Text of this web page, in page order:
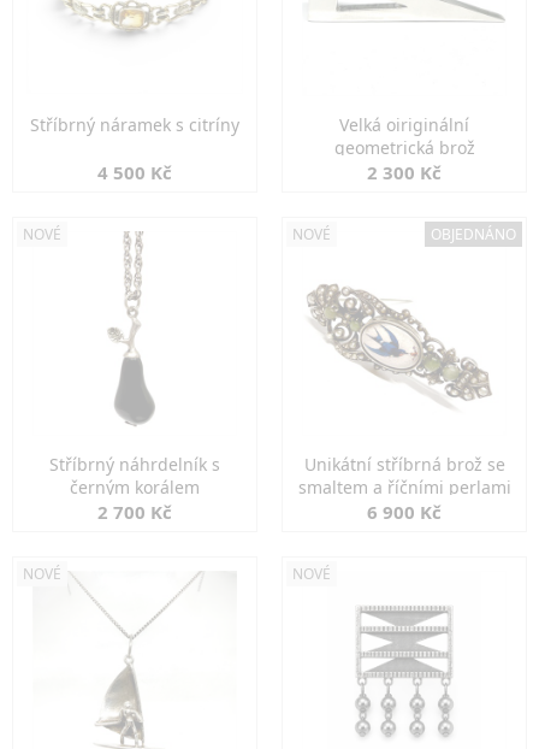
Stříbrný náramek s citríny
4 500 Kč
Velká oiriginální
geometrická brož
2 300 Kč
NOVÉ
Stříbrný náhrdelník s
černým korálem
2 700 Kč
NOVÉ OBJEDNÁNO
Unikátní stříbrná brož se
smaltem a říčními perlami
6 900 Kč
NOVÉ NOVÉ